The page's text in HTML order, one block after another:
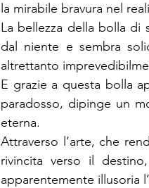
la mirabile bravura nel
La bellezza della bolla di
dal niente e sembra
altrettanto
E grazie a questa bolla
paradosso, dipinge un
eterna.
Attraverso l’arte, che
rivincita verso il
apparentemente illusoria